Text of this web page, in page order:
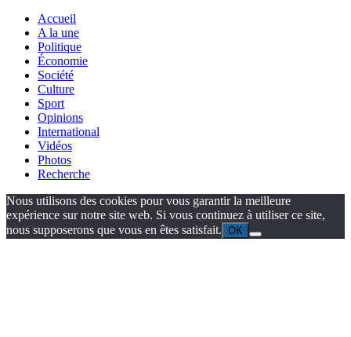
Accueil
A la une
Politique
Économie
Société
Culture
Sport
Opinions
International
Vidéos
Photos
Recherche
Nous utilisons des cookies pour vous garantir la meilleure
expérience sur notre site web. Si vous continuez à utiliser ce site,
nous supposerons que vous en êtes satisfait. OK